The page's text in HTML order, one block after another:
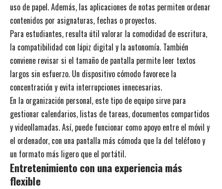
uso de papel. Además, las aplicaciones de notas permiten ordenar
contenidos por asignaturas, fechas o proyectos.
Para estudiantes, resulta útil valorar la comodidad de escritura,
la compatibilidad con lápiz digital y la autonomía. También
conviene revisar si el tamaño de pantalla permite leer textos
largos sin esfuerzo. Un dispositivo cómodo favorece la
concentración y evita interrupciones innecesarias.
En la organización personal, este tipo de equipo sirve para
gestionar calendarios, listas de tareas, documentos compartidos
y videollamadas. Así, puede funcionar como apoyo entre el móvil y
el ordenador, con una pantalla más cómoda que la del teléfono y
un formato más ligero que el portátil.
Entretenimiento con una experiencia más
flexible